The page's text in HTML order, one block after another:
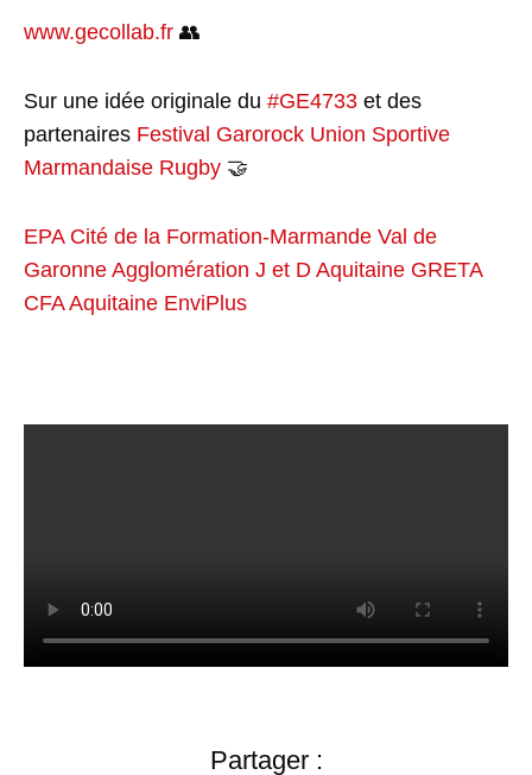
www.gecollab.fr 👥
Sur une idée originale du #GE4733 et des
partenaires Festival Garorock Union Sportive
Marmandaise Rugby 🤝
EPA Cité de la Formation-Marmande Val de
Garonne Agglomération J et D Aquitaine GRETA
CFA Aquitaine EnviPlus
Partager :